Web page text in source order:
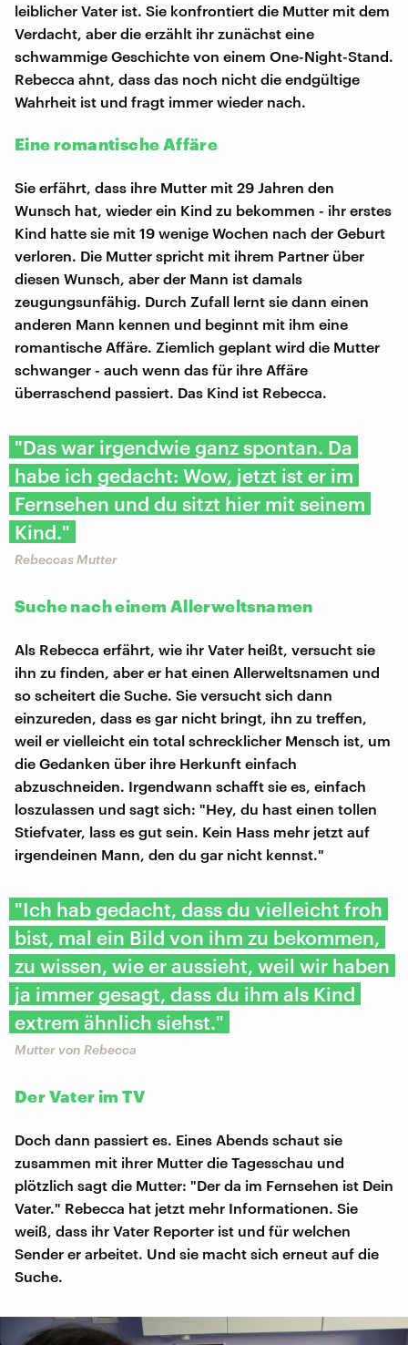
leiblicher Vater ist. Sie konfrontiert die Mutter mit dem
Verdacht, aber die erzählt ihr zunächst eine
schwammige Geschichte von einem One-Night-Stand.
Rebecca ahnt, dass das noch nicht die endgültige
Wahrheit ist und fragt immer wieder nach.
Eine romantische Affäre
Sie erfährt, dass ihre Mutter mit 29 Jahren den
Wunsch hat, wieder ein Kind zu bekommen - ihr erstes
Kind hatte sie mit 19 wenige Wochen nach der Geburt
verloren. Die Mutter spricht mit ihrem Partner über
diesen Wunsch, aber der Mann ist damals
zeugungsunfähig. Durch Zufall lernt sie dann einen
anderen Mann kennen und beginnt mit ihm eine
romantische Affäre. Ziemlich geplant wird die Mutter
schwanger - auch wenn das für ihre Affäre
überraschend passiert. Das Kind ist Rebecca.
"Das war irgendwie ganz spontan. Da
habe ich gedacht: Wow, jetzt ist er im
Fernsehen und du sitzt hier mit seinem
Kind."
Rebeccas Mutter
Suche nach einem Allerweltsnamen
Als Rebecca erfährt, wie ihr Vater heißt, versucht sie
ihn zu finden, aber er hat einen Allerweltsnamen und
so scheitert die Suche. Sie versucht sich dann
einzureden, dass es gar nicht bringt, ihn zu treffen,
weil er vielleicht ein total schrecklicher Mensch ist, um
die Gedanken über ihre Herkunft einfach
abzuschneiden. Irgendwann schafft sie es, einfach
loszulassen und sagt sich: "Hey, du hast einen tollen
Stiefvater, lass es gut sein. Kein Hass mehr jetzt auf
irgendeinen Mann, den du gar nicht kennst."
"Ich hab gedacht, dass du vielleicht froh
bist, mal ein Bild von ihm zu bekommen,
zu wissen, wie er aussieht, weil wir haben
ja immer gesagt, dass du ihm als Kind
extrem ähnlich siehst."
Mutter von Rebecca
Der Vater im TV
Doch dann passiert es. Eines Abends schaut sie
zusammen mit ihrer Mutter die Tagesschau und
plötzlich sagt die Mutter: "Der da im Fernsehen ist Dein
Vater." Rebecca hat jetzt mehr Informationen. Sie
weiß, dass ihr Vater Reporter ist und für welchen
Sender er arbeitet. Und sie macht sich erneut auf die
Suche.